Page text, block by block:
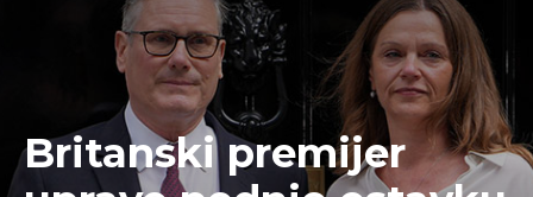
Britanski premijer